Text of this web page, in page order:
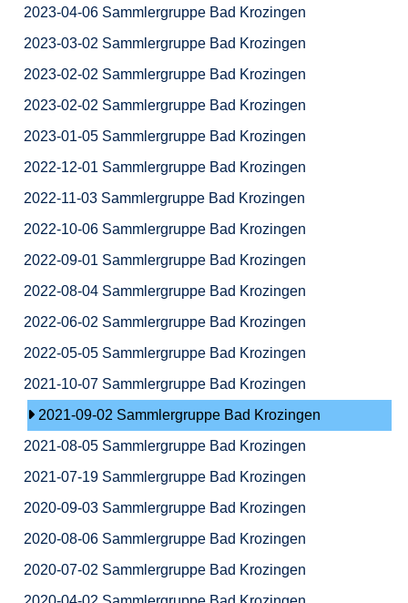
2023-04-06 Sammlergruppe Bad Krozingen
2023-03-02 Sammlergruppe Bad Krozingen
2023-02-02 Sammlergruppe Bad Krozingen
2023-02-02 Sammlergruppe Bad Krozingen
2023-01-05 Sammlergruppe Bad Krozingen
2022-12-01 Sammlergruppe Bad Krozingen
2022-11-03 Sammlergruppe Bad Krozingen
2022-10-06 Sammlergruppe Bad Krozingen
2022-09-01 Sammlergruppe Bad Krozingen
2022-08-04 Sammlergruppe Bad Krozingen
2022-06-02 Sammlergruppe Bad Krozingen
2022-05-05 Sammlergruppe Bad Krozingen
2021-10-07 Sammlergruppe Bad Krozingen
2021-09-02 Sammlergruppe Bad Krozingen
2021-08-05 Sammlergruppe Bad Krozingen
2021-07-19 Sammlergruppe Bad Krozingen
2020-09-03 Sammlergruppe Bad Krozingen
2020-08-06 Sammlergruppe Bad Krozingen
2020-07-02 Sammlergruppe Bad Krozingen